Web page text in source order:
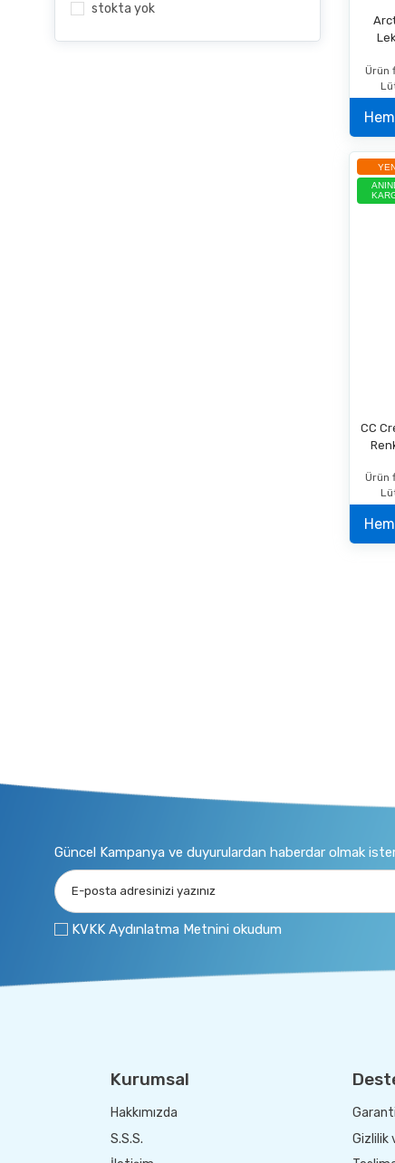
stokta yok
Ürün
CC
Ürün
Güncel Kampanya ve duyurulardan haberdar olmak
KVKK Aydınlatma Metnini okudum
Kurumsal
Hakkımızda
S.S.S.
Gizlilik